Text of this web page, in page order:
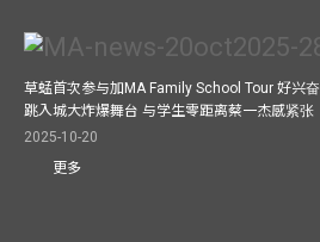
草蜢首次参与加MA Family School Tour 好兴奋
跳入城大炸爆舞台 与学生零距离蔡一杰感紧张
2025-10-20
更多